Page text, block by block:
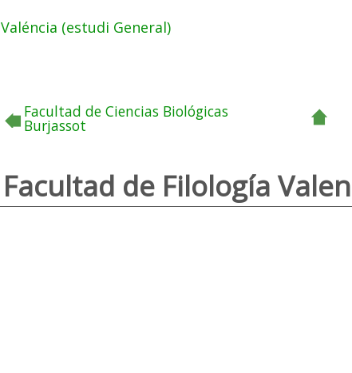
Valéncia (estudi General)
Facultad de Ciencias Biológicas
Burjassot
Facultad de Filología